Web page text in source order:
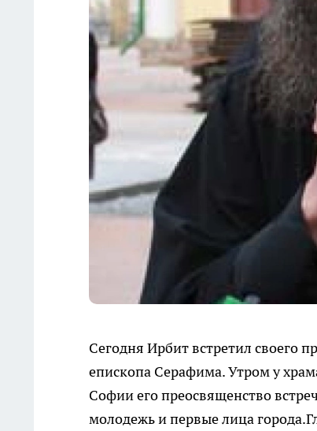
Сегодня Ирбит встретил своего
епископа Серафима. Утром у
Софии его преосвященство
молодежь и первые лица